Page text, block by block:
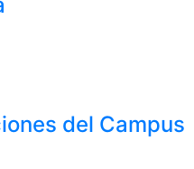
del Campus